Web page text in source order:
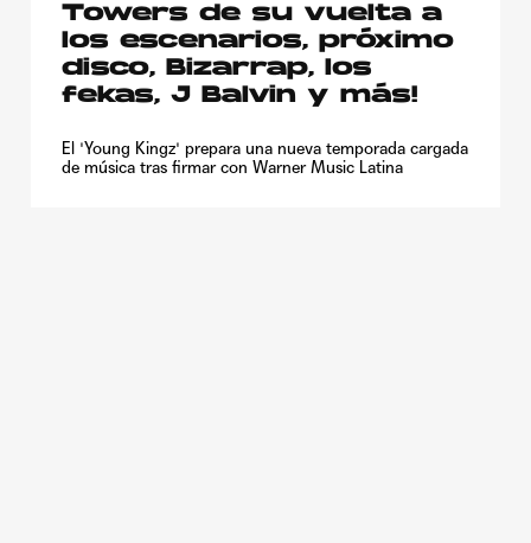
Towers de su vuelta a
los escenarios, próximo
disco, Bizarrap, los
fekas, J Balvin y más!
El 'Young Kingz' prepara una nueva temporada cargada
de música tras firmar con Warner Music Latina